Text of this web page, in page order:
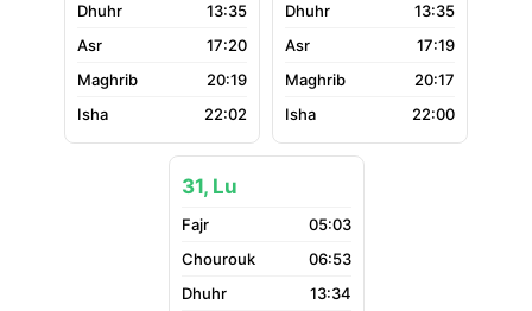
13:35
17:20
20:19
22:02
13:35
17:19
20:17
22:00
31, Lu
05:03
06:53
13:34